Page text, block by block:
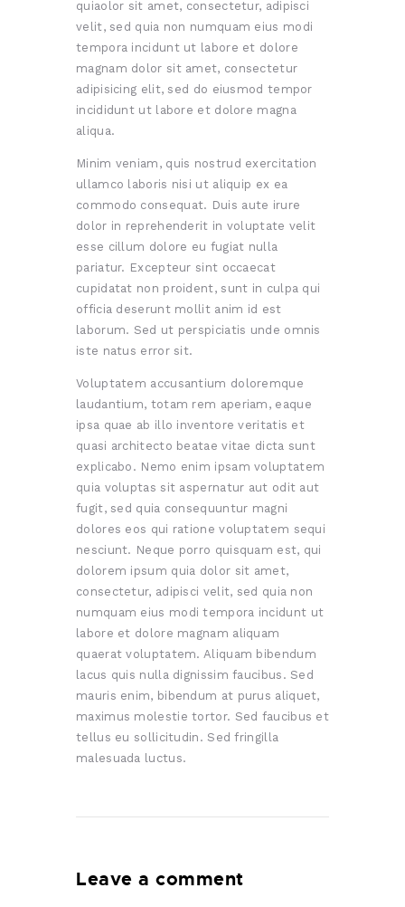
quiaolor sit amet, consectetur, adipisci
velit, sed quia non numquam eius modi
tempora incidunt ut labore et dolore
magnam dolor sit amet, consectetur
adipisicing elit, sed do eiusmod tempor
incididunt ut labore et dolore magna
aliqua.
Minim veniam, quis nostrud exercitation
ullamco laboris nisi ut aliquip ex ea
commodo consequat. Duis aute irure
dolor in reprehenderit in voluptate velit
esse cillum dolore eu fugiat nulla
pariatur. Excepteur sint occaecat
cupidatat non proident, sunt in culpa qui
officia deserunt mollit anim id est
laborum. Sed ut perspiciatis unde omnis
iste natus error sit.
Voluptatem accusantium doloremque
laudantium, totam rem aperiam, eaque
ipsa quae ab illo inventore veritatis et
quasi architecto beatae vitae dicta sunt
explicabo. Nemo enim ipsam voluptatem
quia voluptas sit aspernatur aut odit aut
fugit, sed quia consequuntur magni
dolores eos qui ratione voluptatem sequi
nesciunt. Neque porro quisquam est, qui
dolorem ipsum quia dolor sit amet,
consectetur, adipisci velit, sed quia non
numquam eius modi tempora incidunt ut
labore et dolore magnam aliquam
quaerat voluptatem. Aliquam bibendum
lacus quis nulla dignissim faucibus. Sed
mauris enim, bibendum at purus aliquet,
maximus molestie tortor. Sed faucibus et
tellus eu sollicitudin. Sed fringilla
malesuada luctus.
Leave a comment